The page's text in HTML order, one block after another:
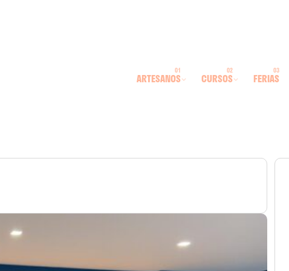
ARTESANOS CURSOS FERIAS